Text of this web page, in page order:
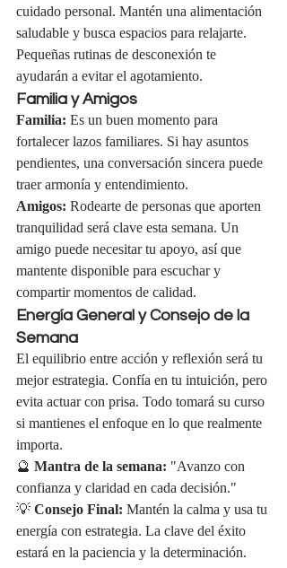
cuidado personal. Mantén una alimentación
saludable y busca espacios para relajarte.
Pequeñas rutinas de desconexión te
ayudarán a evitar el agotamiento.
Familia y Amigos
Familia: Es un buen momento para
fortalecer lazos familiares. Si hay asuntos
pendientes, una conversación sincera puede
traer armonía y entendimiento.
Amigos: Rodearte de personas que aporten
tranquilidad será clave esta semana. Un
amigo puede necesitar tu apoyo, así que
mantente disponible para escuchar y
compartir momentos de calidad.
Energía General y Consejo de la
Semana
El equilibrio entre acción y reflexión será tu
mejor estrategia. Confía en tu intuición, pero
evita actuar con prisa. Todo tomará su curso
si mantienes el enfoque en lo que realmente
importa.
🔮 Mantra de la semana: "Avanzo con
confianza y claridad en cada decisión."
💡 Consejo Final: Mantén la calma y usa tu
energía con estrategia. La clave del éxito
estará en la paciencia y la determinación.